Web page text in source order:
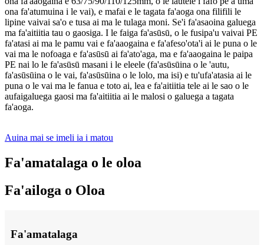
ona fa'atumuina i le vai), e mafai e le tagata fa'aoga ona filifili le
lipine vaivai sa'o e tusa ai ma le tulaga moni. Se'i fa'asaoina galuega
ma fa'aitiitia tau o gaosiga. I le faiga fa'asūsū, o le fusipa'u vaivai PE
fa'atasi ai ma le pamu vai e fa'aaogaina e fa'afeso'ota'i ai le puna o le
vai ma le nofoaga e fa'asūsū ai fa'ato'aga, ma e fa'aaogaina le paipa
PE nai lo le fa'asūsū masani i le eleele (fa'asūsūina o le 'autu,
fa'asūsūina o le vai, fa'asūsūina o le lolo, ma isi) e tu'ufa'atasia ai le
puna o le vai ma le fanua e toto ai, lea e fa'aitiitia tele ai le sao o le
aufaigaluega gaosi ma fa'aitiitia ai le malosi o galuega a tagata
fa'aoga.
Auina mai se imeli ia i matou
Fa'amatalaga o le oloa
Fa'ailoga o Oloa
Fa'amatalaga